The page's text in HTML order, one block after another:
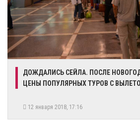
ДОЖДАЛИСЬ СЕЙЛА. ПОСЛЕ
ЦЕНЫ ПОПУЛЯРНЫХ ТУРОВ С
12 января 2018, 17:16